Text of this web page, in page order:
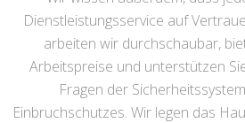
Dienstleistungsservice auf
arbeiten wir durchschaubar,
Arbeitspreise und unterstützen
Fragen der
Einbruchschutzes. Wir legen das